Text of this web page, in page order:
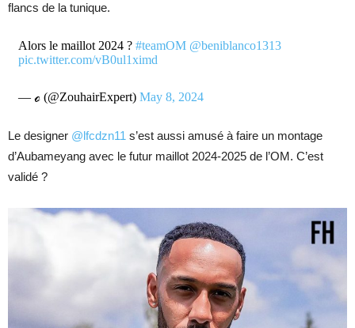
flancs de la tunique.
Alors le maillot 2024 ? #teamOM @beniblanco1313
pic.twitter.com/vB0ul1ximd
— ℴ (@ZouhairExpert) May 8, 2024
Le designer @lfcdzn11 s’est aussi amusé à faire un montage
d’Aubameyang avec le futur maillot 2024-2025 de l’OM. C’est
validé ?